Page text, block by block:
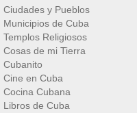
Ciudades y Pueblos
Municipios de Cuba
Templos Religiosos
Cosas de mi Tierra
Cubanito
Cine en Cuba
Cocina Cubana
Libros de Cuba